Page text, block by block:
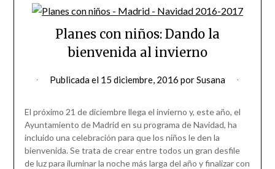
Planes con niños: Dando la
bienvenida al invierno
Publicada el 15 diciembre, 2016 porSusana
El próximo 21 de diciembre llega el invierno y, este año, el
Ayuntamiento de Madrid en su programa de Navidad, ha
incluido una celebración para que los niños le den la
bienvenida. Se trata de crear entre todos un gran desfile
de luz para iluminar la noche más larga del año y finalizar con